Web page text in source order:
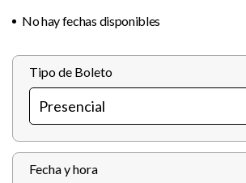
No hay fechas disponibles
Tipo de Boleto
Fecha y hora